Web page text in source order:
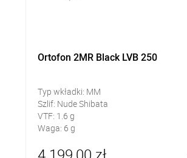
Ortofon 2MR Black LVB 250
Typ wkładki: MM
Szlif: Nude Shibata
VTF: 1.6 g
Waga: 6 g
4 199,00 zł